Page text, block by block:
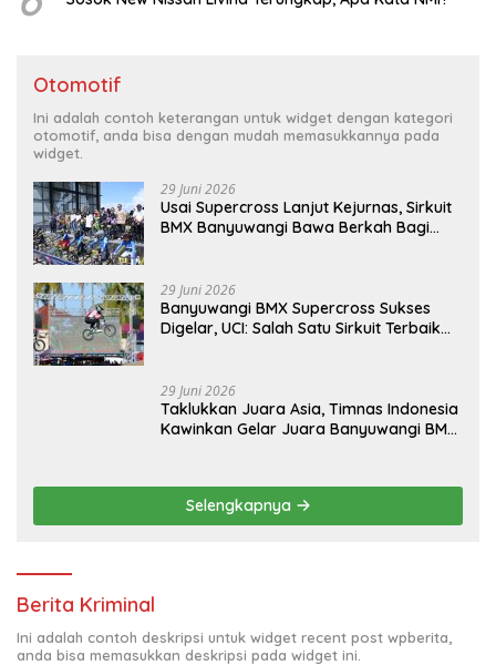
Otomotif
Ini adalah contoh keterangan untuk widget dengan kategori
otomotif, anda bisa dengan mudah memasukkannya pada
widget.
29 Juni 2026
Usai Supercross Lanjut Kejurnas, Sirkuit
BMX Banyuwangi Bawa Berkah Bagi
29 Juni 2026
Banyuwangi BMX Supercross Sukses
Digelar, UCI: Salah Satu Sirkuit Terbaik
29 Juni 2026
Taklukkan Juara Asia, Timnas Indonesia
Kawinkan Gelar Juara Banyuwangi BMX
Selengkapnya
Berita Kriminal
Ini adalah contoh deskripsi untuk widget recent post wpberita,
anda bisa memasukkan deskripsi pada widget ini.